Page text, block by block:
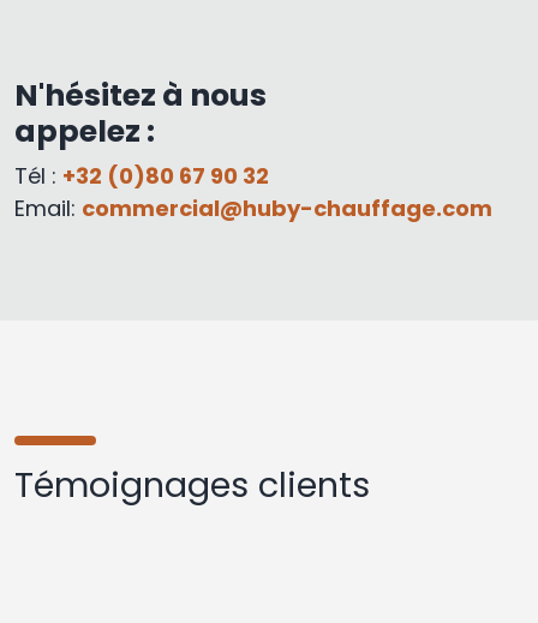
N'hésitez à nous
appelez :
Tél : +32 (0)80 67 90 32
Email: commercial@huby-chauffage.com
Témoignages clients